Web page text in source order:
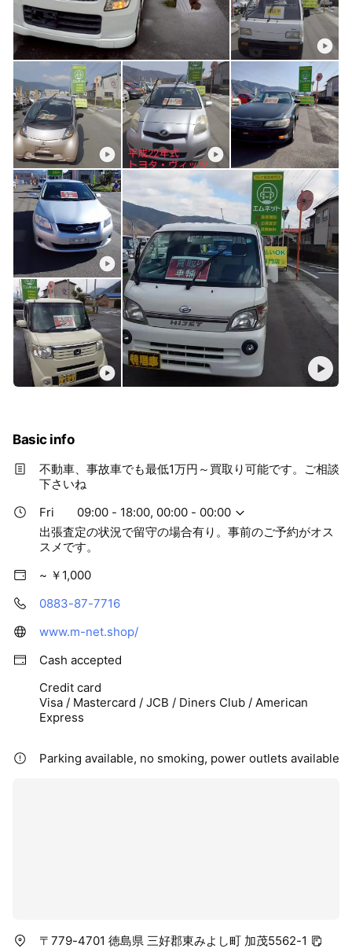
Basic info
不動車、事故車でも最低1万円～買取り可能です。ご相談
下さいね
Fri
09:00 - 18:00, 00:00 - 00:00
出張査定の状況で留守の場合有り。事前のご予約がオス
スメです。
~ ￥1,000
0883-87-7716
www.m-net.shop/
Cash accepted
Credit card
Visa / Mastercard / JCB / Diners Club / American
Express
Parking available, no smoking, power outlets available
〒779-4701 徳島県 三好郡東みよし町 加茂5562-1